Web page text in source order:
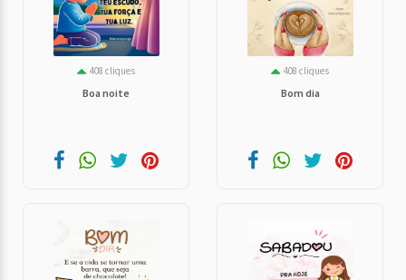
408 cliques
Boa noite
408 cliques
Bom dia